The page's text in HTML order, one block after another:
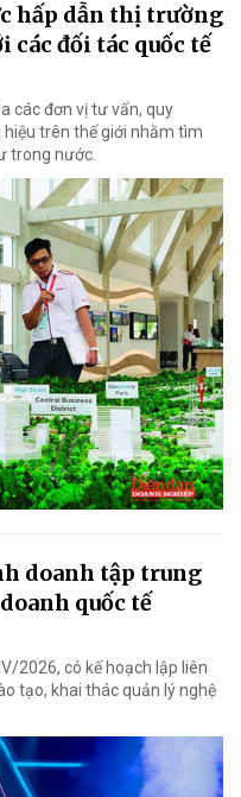
hấp dẫn thị trường
các đối tác quốc tế
các đơn vị tư vấn, quy
trên thế giới nhằm tìm
trong nước.
doanh tập trung
quốc tế
2026, có kế hoạch lập liên
tạo, khai thác quản lý nghệ